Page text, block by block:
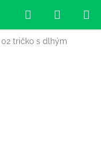
Hľadať
KOŠÍK
tričko s dlhým